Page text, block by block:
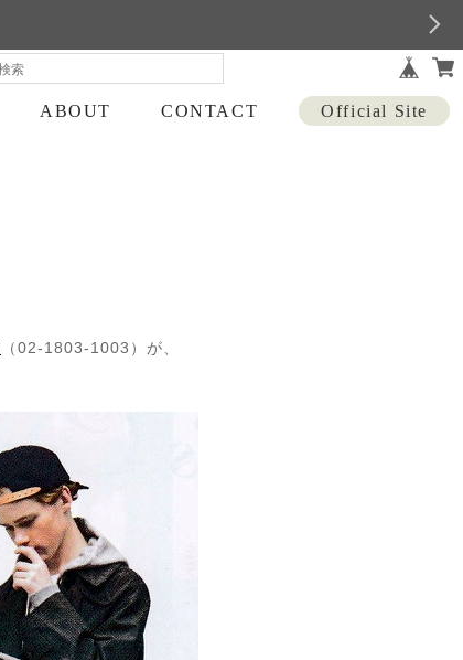
ABOUT CONTACT Official Site
（02-1803-1003）が、